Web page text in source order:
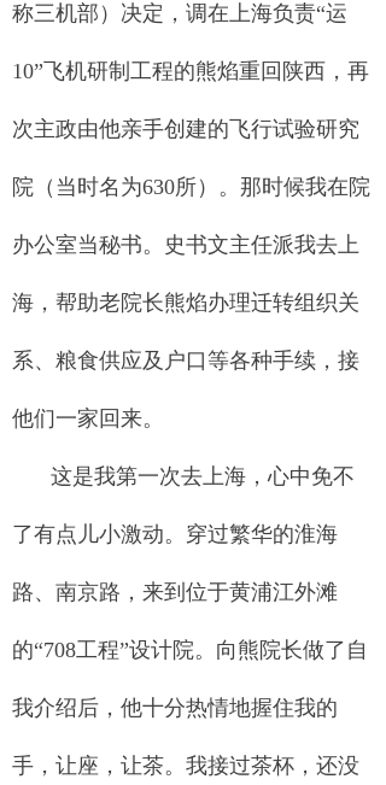
称三机部）决定，调在上海负责“运
10”飞机研制工程的熊焰重回陕西，再
次主政由他亲手创建的飞行试验研究
院（当时名为630所）。那时候我在院
办公室当秘书。史书文主任派我去上
海，帮助老院长熊焰办理迁转组织关
系、粮食供应及户口等各种手续，接
他们一家回来。
这是我第一次去上海，心中免不
了有点儿小激动。穿过繁华的淮海
路、南京路，来到位于黄浦江外滩
的“708工程”设计院。向熊院长做了自
我介绍后，他十分热情地握住我的
手，让座，让茶。我接过茶杯，还没